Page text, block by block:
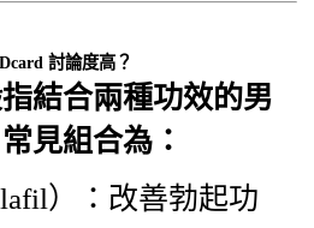
討論度高？
結合兩種功效的男
見組合為：
）：改善勃起功